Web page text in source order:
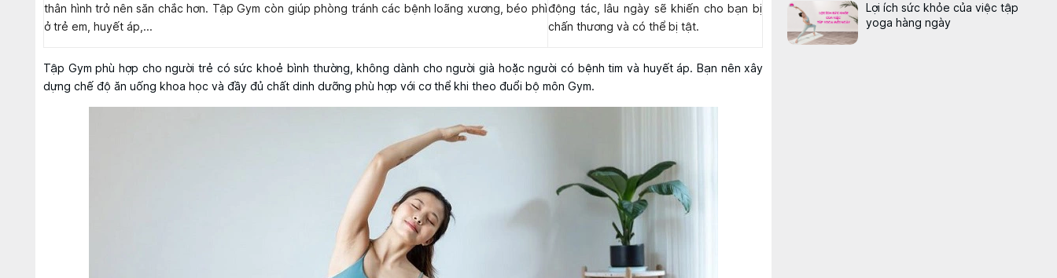
thân hình trở nên săn chắc hơn. Tập Gym còn giúp phòng tránh các bệnh loãng xương, béo phì
ở trẻ em, huyết áp,...
động tác, lâu ngày sẽ khiến cho bạn bị
chấn thương và có thể bị tật.
Tập Gym phù hợp cho người trẻ có sức khoẻ bình thường, không dành cho người già hoặc người có bệnh tim và huyết áp. Bạn nên xây
dựng chế độ ăn uống khoa học và đầy đủ chất dinh dưỡng phù hợp với cơ thể khi theo đuổi bộ môn Gym.
Lợi ích sức khỏe của việc tập
yoga hàng ngày